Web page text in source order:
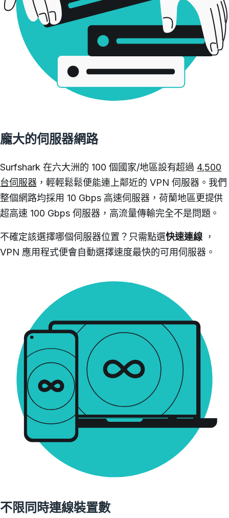
龐大的伺服器網路
Surfshark 在六大洲的 100 個國家/地區設有超過 4,500
台伺服器 ，輕輕鬆鬆便能連上鄰近的 VPN 伺服器。我們
整個網路均採用 10 Gbps 高速伺服器，荷蘭地區更提供
超高速 100 Gbps 伺服器，高流量傳輸完全不是問題。
不確定該選擇哪個伺服器位置？只需點選快速連線 ，
VPN 應用程式便會自動選擇速度最快的可用伺服器。
不限同時連線裝置數